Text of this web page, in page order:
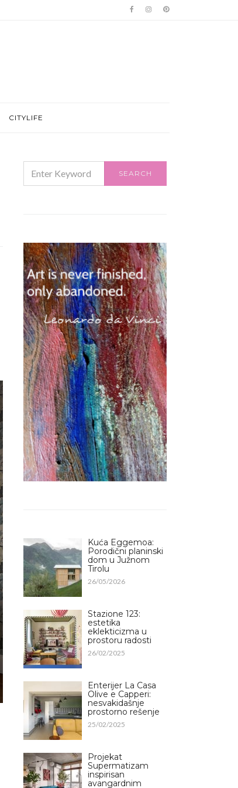
CITYLIFE
FOR:
SEARCH
Kuća Eggemoa:
Porodični planinski
dom u Južnom
Tirolu
26/05/2026
Stazione 123:
estetika
eklekticizma u
prostoru radosti
26/02/2025
Enterijer La Casa
Olive e Capperi:
nesvakidašnje
prostorno rešenje
25/02/2025
Projekat
Supermatizam
inspirisan
avangardnim